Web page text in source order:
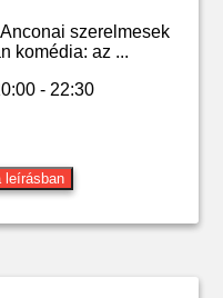
szerelmesek
komédia: az ...
- 22:30
leírásban